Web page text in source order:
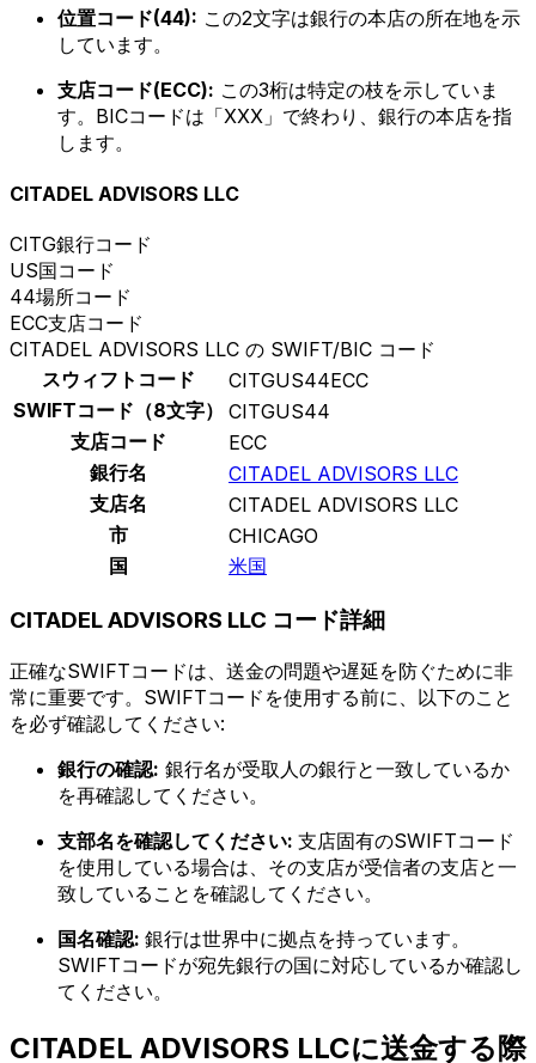
位置コード(44): この2文字は銀行の本店の所在地を示
しています。
支店コード(ECC): この3桁は特定の枝を示していま
す。BICコードは「XXX」で終わり、銀行の本店を指
します。
CITADEL ADVISORS LLC
CITG銀行コード
US国コード
44場所コード
ECC支店コード
CITADEL ADVISORS LLC の SWIFT/BIC コード
スウィフトコード
CITGUS44ECC
SWIFTコード（8文字）
CITGUS44
支店コード
ECC
銀行名
CITADEL ADVISORS LLC
支店名
CITADEL ADVISORS LLC
市
CHICAGO
国
米国
CITADEL ADVISORS LLC コード詳細
正確なSWIFTコードは、送金の問題や遅延を防ぐために非
常に重要です。SWIFTコードを使用する前に、以下のこと
を必ず確認してください:
銀行の確認: 銀行名が受取人の銀行と一致しているか
を再確認してください。
支部名を確認してください: 支店固有のSWIFTコード
を使用している場合は、その支店が受信者の支店と一
致していることを確認してください。
国名確認: 銀行は世界中に拠点を持っています。
SWIFTコードが宛先銀行の国に対応しているか確認し
てください。
CITADEL ADVISORS LLCに送金する際